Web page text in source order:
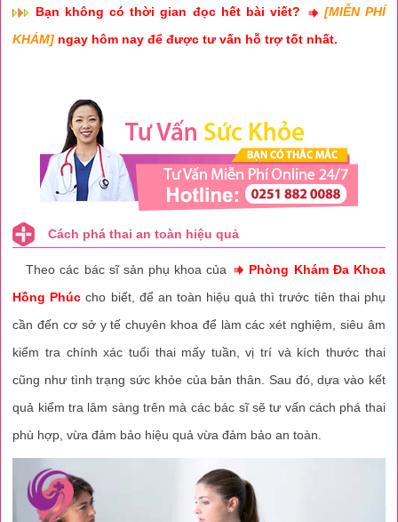
Bạn không có thời gian đọc hết bài viết?
[MIỄN PHÍ
KHÁM] ngay hôm nay để được tư vấn hỗ trợ tốt nhất.
Cách phá thai an toàn hiệu quả
Theo các bác sĩ sản phụ khoa của
Phòng Khám Đa Khoa
Hồng Phúc cho biết, để an toàn hiệu quả thì trước tiên thai phụ
cần đến cơ sở y tế chuyên khoa để làm các xét nghiệm, siêu âm
kiểm tra chính xác tuổi thai mấy tuần, vị trí và kích thước thai
cũng như tình trạng sức khỏe của bản thân. Sau đó, dựa vào kết
quả kiểm tra lâm sàng trên mà các bác sĩ sẽ tư vấn cách phá thai
phù hợp, vừa đảm bảo hiệu quả vừa đảm bảo an toàn.